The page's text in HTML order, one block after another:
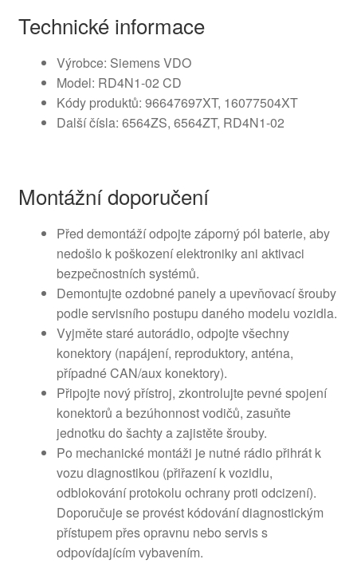
Technické informace
Výrobce: Siemens VDO
Model: RD4N1-02 CD
Kódy produktů: 96647697XT, 16077504XT
Další čísla: 6564ZS, 6564ZT, RD4N1-02
Montážní doporučení
Před demontáží odpojte záporný pól baterie, aby
nedošlo k poškození elektroniky ani aktivaci
bezpečnostních systémů.
Demontujte ozdobné panely a upevňovací šrouby
podle servisního postupu daného modelu vozidla.
Vyjměte staré autorádio, odpojte všechny
konektory (napájení, reproduktory, anténa,
případné CAN/aux konektory).
Připojte nový přístroj, zkontrolujte pevné spojení
konektorů a bezúhonnost vodičů, zasuňte
jednotku do šachty a zajistěte šrouby.
Po mechanické montáži je nutné rádio přihrát k
vozu diagnostikou (přiřazení k vozidlu,
odblokování protokolu ochrany proti odcizení).
Doporučuje se provést kódování diagnostickým
přístupem přes opravnu nebo servis s
odpovídajícím vybavením.